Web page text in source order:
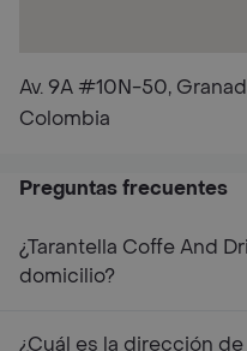
Av. 9A #10N-50,
Colombia
Preguntas frecuentes
¿Tarantella Coffe And
domicilio?
¿Cuál es la dirección